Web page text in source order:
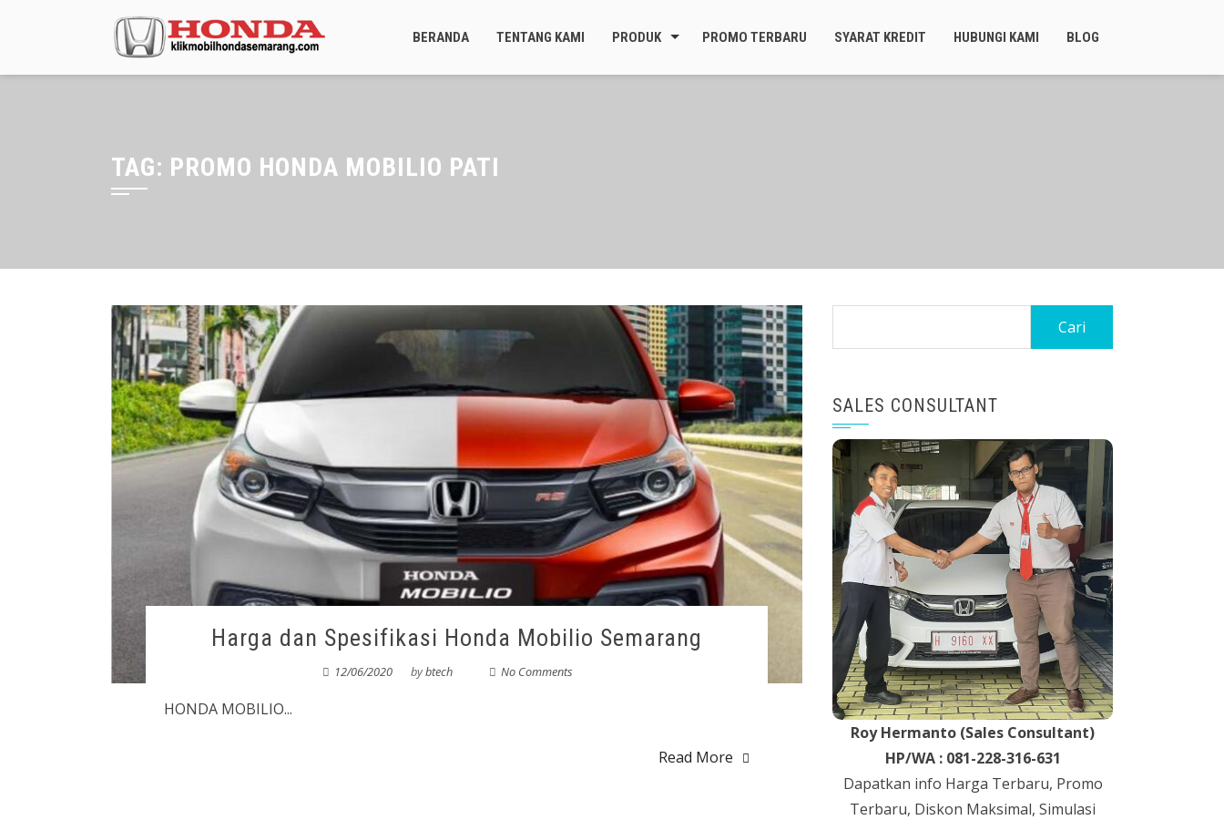
BERANDA TENTANG KAMI PRODUK PROMO TERBARU SYARAT KREDIT HUBUNGI KAMI BLOG
TAG: PROMO HONDA MOBILIO PATI
Harga dan Spesifikasi Honda Mobilio Semarang
12/06/2020 bybtech No Comments
HONDA MOBILIO...
Read More
SALES CONSULTANT
Roy Hermanto (Sales Consultant)
HP/WA : 081-228-316-631
Dapatkan info Harga Terbaru, Promo
Terbaru, Diskon Maksimal, Simulasi